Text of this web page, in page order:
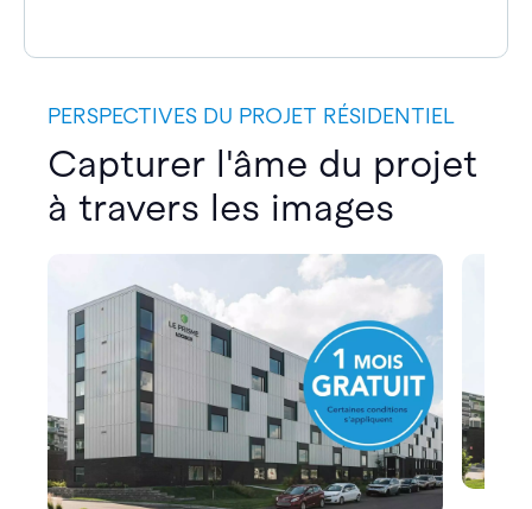
PERSPECTIVES DU PROJET RÉSIDENTIEL
Capturer l'âme du projet
à travers les images